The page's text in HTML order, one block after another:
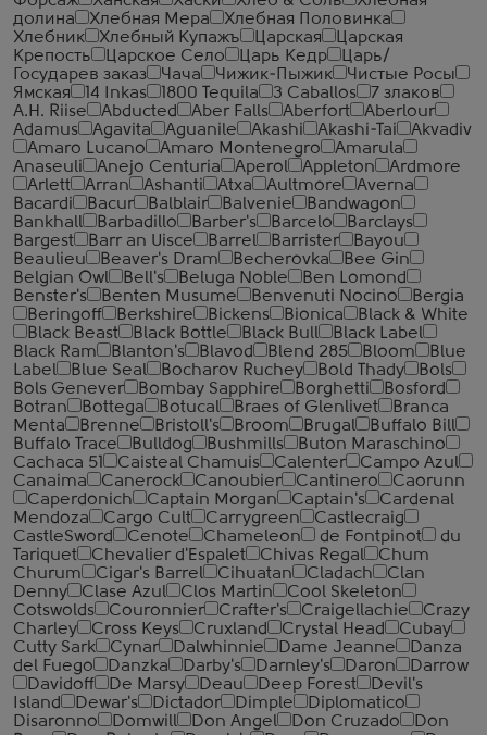
долина
Хлебная Мера
Хлебная Половинка
Хлебник
Хлебный Купажъ Царская
Царская
Крепость
Царское Село Царь Кедр
Царь/
Государев заказ
Чача Чижик-Пыжик
Чистые Росы
Ямская
14 Inkas 1800 Tequila 3 Caballos
7 злаков
A.H. Riise
Abducted Aber Falls Aberfort
Aberlour
Adamus
Agavita Aguanile Akashi Akashi-Tai
Akvadiv
Amaro Lucano
Amaro Montenegro
Amarula
Anaseuli
Anejo Centuria Aperol Appleton
Ardmore
Arlett
Arran Ashanti Atxa Aultmore
Averna
Bacardi
Bacur Balblair Balvenie
Bandwagon
Bankhall
Barbadillo Barber's Barcelo
Barclays
Bargest
Barr an Uisce Barrel Barrister
Bayou
Beaulieu
Beaver's Dram Becherovka
Bee Gin
Belgian Owl
Bell's Beluga Noble
Ben Lomond
Benster's
Benten Musume Benvenuti Nocino
Bergia
Beringoff
Berkshire Bickens Bionica
Black & White
Black Beast
Black Bottle Black Bull
Black Label
Black Ram
Blanton's Blavod Blend 285 Bloom
Blue
Label
Blue Seal Bocharov Ruchey Bold Thady
Bols
Bols Genever
Bombay Sapphire Borghetti
Bosford
Botran
Bottega Botucal Braes of Glenlivet
Branca
Menta
Brenne Bristoll's Broom Brugal
Buffalo Bill
Buffalo Trace
Bulldog Bushmills
Buton Maraschino
Cachaca 51
Caisteal Chamuis Calenter
Campo Azul
Canaima
Canerock Canoubier Cantinero
Caorunn
Caperdonich
Captain Morgan Captain's
Cardenal
Mendoza
Cargo Cult Carrygreen
Castlecraig
CastleSword
Cenote Chameleon de Fontpinot
du
Tariquet
Chevalier d'Espalet Chivas Regal
Chum
Churum
Cigar's Barrel Cihuatan Cladach
Clan
Denny
Clase Azul Clos Martin
Cool Skeleton
Cotswolds
Couronnier Crafter's Craigellachie
Crazy
Charley
Cross Keys Cruxland Crystal Head
Cubay
Cutty Sark
Cynar Dalwhinnie Dame Jeanne
Danza
del Fuego
Danzka Darby's Darnley's Daron
Darrow
Davidoff
De Marsy Deau Deep Forest
Devil's
Island
Dewar's Dictador Dimple
Diplomatico
Disaronno
Domwill Don Angel Don Cruzado
Don